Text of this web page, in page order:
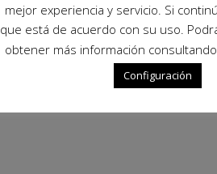
mejor experiencia y servicio. Si
que está de acuerdo con su uso.
obtener más información
Configuración